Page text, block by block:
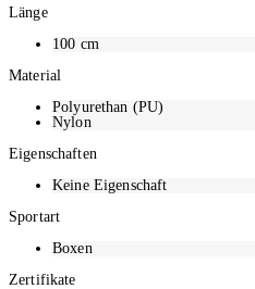
Länge
100 cm
Material
Polyurethan (PU)
Nylon
Eigenschaften
Keine Eigenschaft
Sportart
Boxen
Zertifikate